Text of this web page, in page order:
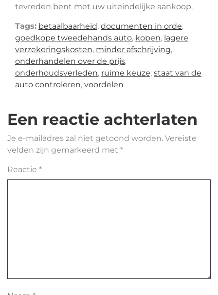
tevreden bent met uw uiteindelijke aankoop.
Tags: betaalbaarheid, documenten in orde,
goedkope tweedehands auto, kopen, lagere
verzekeringskosten, minder afschrijving,
onderhandelen over de prijs,
onderhoudsverleden, ruime keuze, staat van de
auto controleren, voordelen
Een reactie achterlaten
Je e-mailadres zal niet getoond worden. Vereiste
velden zijn gemarkeerd met *
Reactie *